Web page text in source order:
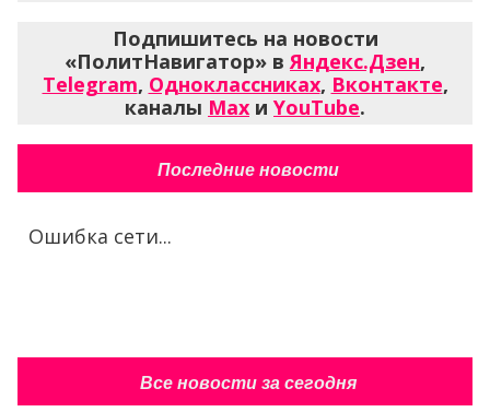
Подпишитесь на новости
«ПолитНавигатор» вЯндекс.Дзен,
Telegram, Одноклассниках, Вконтакте,
каналы Max и YouTube.
Последние новости
Ошибка сети...
Все новости за сегодня